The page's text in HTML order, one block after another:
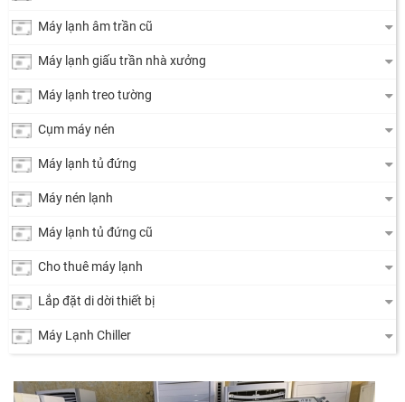
Máy lạnh âm trần cũ
Máy lạnh giấu trần nhà xưởng
Máy lạnh treo tường
Cụm máy nén
Máy lạnh tủ đứng
Máy nén lạnh
Máy lạnh tủ đứng cũ
Cho thuê máy lạnh
Lắp đặt di dời thiết bị
Máy Lạnh Chiller